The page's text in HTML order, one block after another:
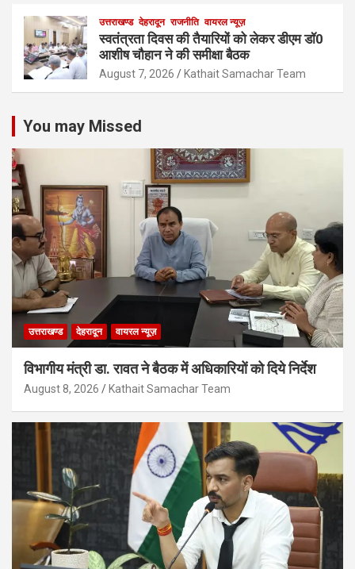
उत्तराखण्ड देहरादून राजनीति वायरल न्यूज़
स्वतंत्रता दिवस की तैयारियों को लेकर डीएम डॉ0
आशीष चौहान ने की समीक्षा बैठक
August 7, 2026 Kathait Samachar Team
You may Missed
उत्तराखण्ड देहरादून वायरल न्यूज़
विभागीय मंत्री डा. रावत ने बैठक में अधिकारियों को दिये निर्देश
August 8, 2026 Kathait Samachar Team